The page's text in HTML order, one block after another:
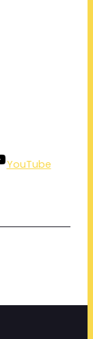
YouTube